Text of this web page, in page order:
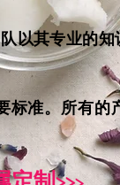
以其专业的
标准。所有的